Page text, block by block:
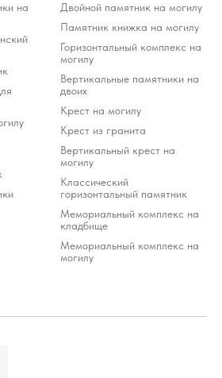
на
Двойной памятник на могилу
Памятник книжка на могилу
Горизонтальный комплекс на
могилу
Вертикальные памятники на
двоих
Крест на могилу
Крест из гранита
Вертикальный крест на
могилу
Классический
горизонтальный памятник
Мемориальный комплекс на
кладбище
Мемориальный комплекс на
могилу